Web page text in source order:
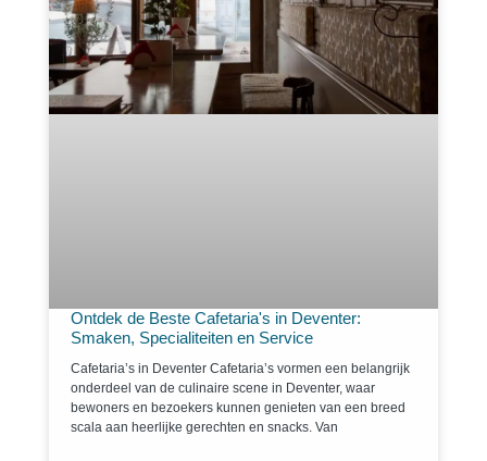
Ontdek de Beste Cafetaria's in Deventer:
Smaken, Specialiteiten en Service
Cafetaria’s in Deventer Cafetaria’s vormen een belangrijk
onderdeel van de culinaire scene in Deventer, waar
bewoners en bezoekers kunnen genieten van een breed
scala aan heerlijke gerechten en snacks. Van